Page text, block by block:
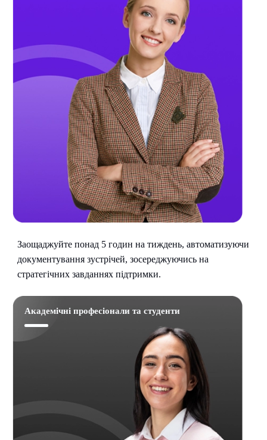
Заощаджуйте понад 5 годин на тиждень, автоматизуючи
документування зустрічей, зосереджуючись на
стратегічних завданнях підтримки.
Академічні професіонали та студенти